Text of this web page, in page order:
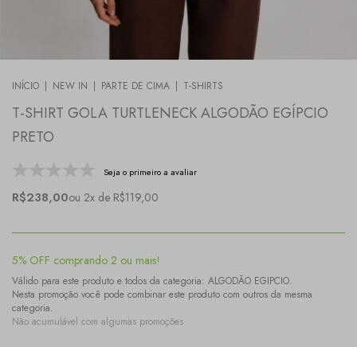
INÍCIO | NEW IN | PARTE DE CIMA | T-SHIRTS
T-SHIRT GOLA TURTLENECK ALGODÃO EGÍPCIO
PRETO
Seja o primeiro a avaliar
R$238,00ou 2x de R$119,00
5% OFF comprando 2 ou mais!
Válido para este produto e todos da categoria: ALGODÃO EGIPCIO.
Nesta promoção você pode combinar este produto com outros da mesma
categoria.
Não acumulável com algumas promoções